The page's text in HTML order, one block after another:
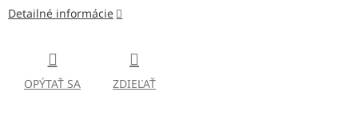
Detailné informácie
OPÝTAŤ SA ZDIEĽAŤ